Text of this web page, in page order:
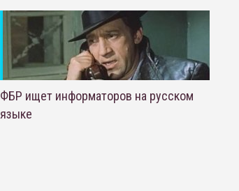
ФБР ищет информаторов на русском
языке